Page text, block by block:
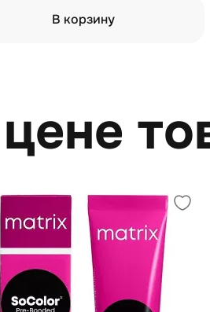
В корзину